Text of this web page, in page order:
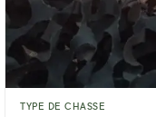
TYPE DE CHASSE